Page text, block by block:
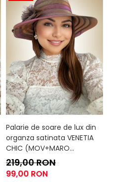
Palarie de soare de lux din
organza satinata VENETIA
CHIC (MOV+MARO
caramiziu) - marime unica,
reglabila
219,00 RON
99,00 RON